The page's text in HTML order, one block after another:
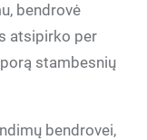
bendrovė
atsipirko per
stambesnių
bendrovei,